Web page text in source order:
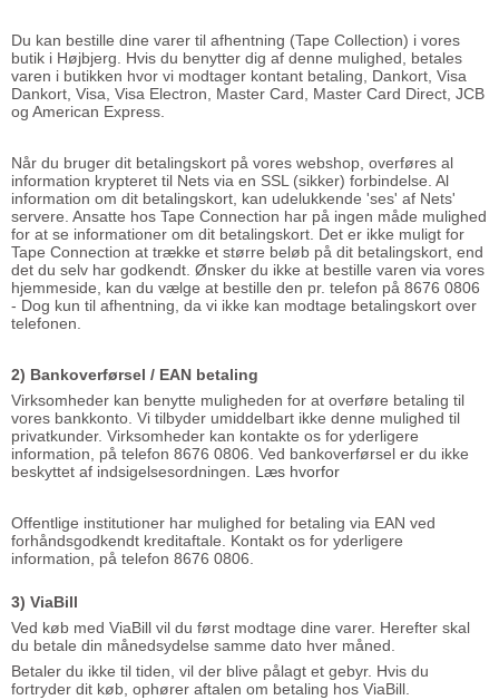
Du kan bestille dine varer til afhentning (Tape Collection) i vores
butik i Højbjerg. Hvis du benytter dig af denne mulighed, betales
varen i butikken hvor vi modtager kontant betaling, Dankort, Visa
Dankort, Visa, Visa Electron, Master Card, Master Card Direct, JCB
og American Express.
Når du bruger dit betalingskort på vores webshop, overføres al
information krypteret til Nets via en SSL (sikker) forbindelse. Al
information om dit betalingskort, kan udelukkende 'ses' af Nets'
servere. Ansatte hos Tape Connection har på ingen måde mulighed
for at se informationer om dit betalingskort. Det er ikke muligt for
Tape Connection at trække et større beløb på dit betalingskort, end
det du selv har godkendt. Ønsker du ikke at bestille varen via vores
hjemmeside, kan du vælge at bestille den pr. telefon på 8676 0806
- Dog kun til afhentning, da vi ikke kan modtage betalingskort over
telefonen.
2) Bankoverførsel / EAN betaling
Virksomheder kan benytte muligheden for at overføre betaling til
vores bankkonto. Vi tilbyder umiddelbart ikke denne mulighed til
privatkunder. Virksomheder kan kontakte os for yderligere
information, på telefon 8676 0806. Ved bankoverførsel er du ikke
beskyttet af indsigelsesordningen. Læs hvorfor
Offentlige institutioner har mulighed for betaling via EAN ved
forhåndsgodkendt kreditaftale. Kontakt os for yderligere
information, på telefon 8676 0806.
3) ViaBill
Ved køb med ViaBill vil du først modtage dine varer. Herefter skal
du betale din månedsydelse samme dato hver måned.
Betaler du ikke til tiden, vil der blive pålagt et gebyr. Hvis du
fortryder dit køb, ophører aftalen om betaling hos ViaBill.